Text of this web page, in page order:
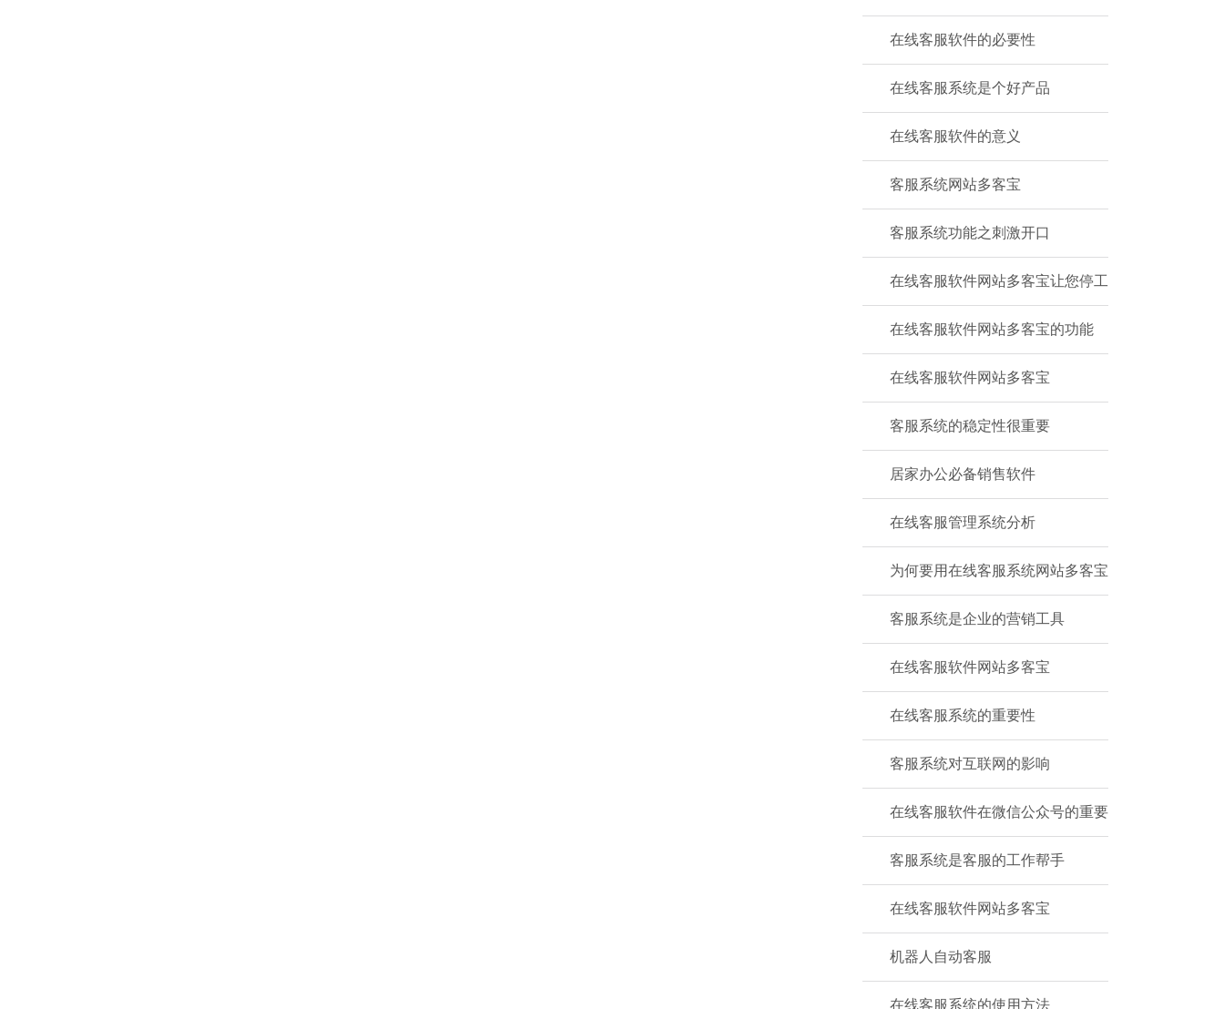
在线客服软件的必要性
在线客服系统是个好产品
在线客服软件的意义
客服系统网站多客宝
客服系统功能之刺激开口
在线客服软件网站多客宝让您停工
在线客服软件网站多客宝的功能
在线客服软件网站多客宝
客服系统的稳定性很重要
居家办公必备销售软件
在线客服管理系统分析
为何要用在线客服系统网站多客宝
客服系统是企业的营销工具
在线客服软件网站多客宝
在线客服系统的重要性
客服系统对互联网的影响
在线客服软件在微信公众号的重要
客服系统是客服的工作帮手
在线客服软件网站多客宝
机器人自动客服
在线客服系统的使用方法